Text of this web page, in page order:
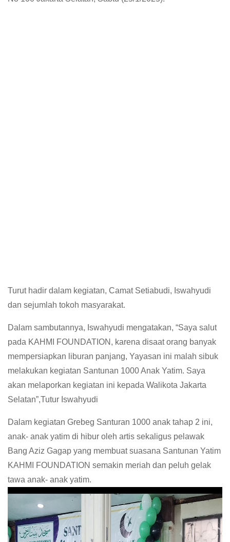
Turut hadir dalam kegiatan, Camat Setiabudi, Iswahyudi
dan sejumlah tokoh masyarakat.
Dalam sambutannya, Iswahyudi mengatakan, “Saya salut
pada KAHMI FOUNDATION, karena disaat orang banyak
mempersiapkan liburan panjang, Yayasan ini malah sibuk
melakukan kegiatan Santunan 1000 Anak Yatim. Saya
akan melaporkan kegiatan ini kepada Walikota Jakarta
Selatan”,Tutur Iswahyudi
Dalam kegiatan Grebeg Santuran 1000 anak tahap 2 ini,
anak- anak yatim di hibur oleh artis sekaligus pelawak
Bang Aziz Gagap yang membuat suasana Santunan Yatim
KAHMI FOUNDATION semakin meriah dan peluh gelak
tawa anak- anak yatim.